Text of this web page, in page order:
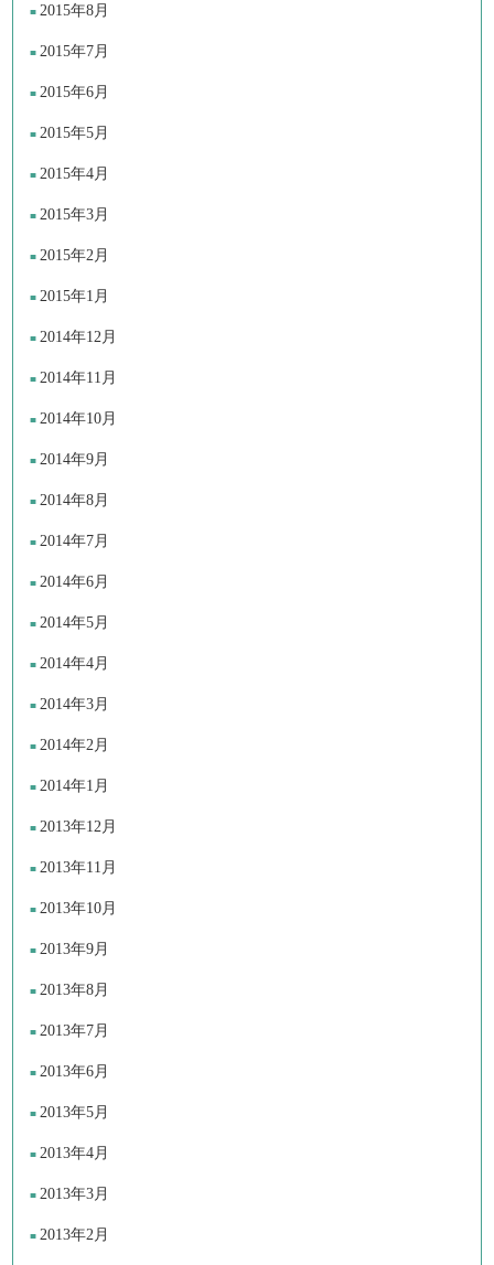
2015年8月
2015年7月
2015年6月
2015年5月
2015年4月
2015年3月
2015年2月
2015年1月
2014年12月
2014年11月
2014年10月
2014年9月
2014年8月
2014年7月
2014年6月
2014年5月
2014年4月
2014年3月
2014年2月
2014年1月
2013年12月
2013年11月
2013年10月
2013年9月
2013年8月
2013年7月
2013年6月
2013年5月
2013年4月
2013年3月
2013年2月